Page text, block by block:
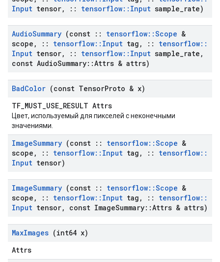
Input tensor, :: tensorflow:: Input sample rate)
AudioSummary (const :: tensorflow::Scope &
scope , :: tensorflow:: Input tag , :: tensorflow::
Input tensor, :: tensorflow:: Input sample rate ,
const AudioSummary::Attrs & attrs)
BadColor (const TensorProto & x)
TF_MUST_USE_RESULT Attrs
Цвет, используемый для пикселей с неконечными
значениями.
ImageSummary (const :: tensorflow::Scope &
scope , :: tensorflow:: Input tag , :: tensorflow::
Input tensor)
ImageSummary (const :: tensorflow::Scope &
scope , :: tensorflow:: Input tag , :: tensorflow::
Input tensor, const ImageSummary::Attrs & attrs)
MaxImages (int64 x)
Attrs